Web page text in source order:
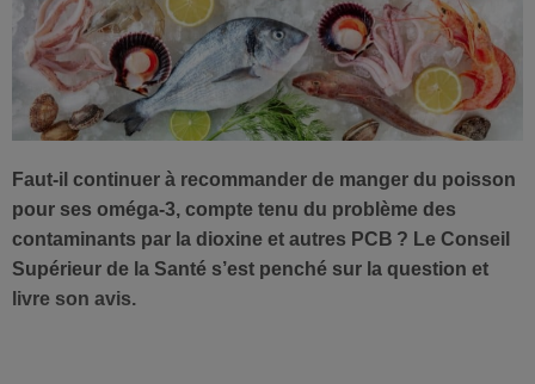
Faut-il continuer à recommander de manger du poisson
pour ses oméga-3, compte tenu du problème des
contaminants par la dioxine et autres PCB ? Le Conseil
Supérieur de la Santé s’est penché sur la question et
livre son avis.